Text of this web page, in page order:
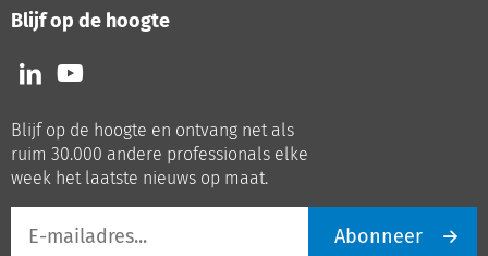
Blijf op de hoogte
Volg
ons
LinkedIn
Volg
ons
Youtube
Blijf op de hoogte en ontvang net als
ruim 30.000 andere professionals elke
week het laatste nieuws op maat.
mailadres
Abonneer